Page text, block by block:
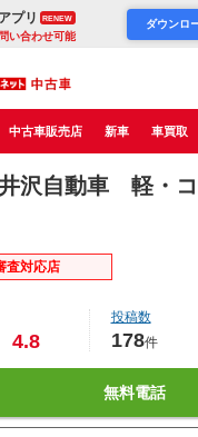
プリ RENEW
い合わせ可能
ダウンロ
中古車販売店 新車 車買取
井沢自動車 軽・
査対応店
4.8
投稿数
178件
無料電話